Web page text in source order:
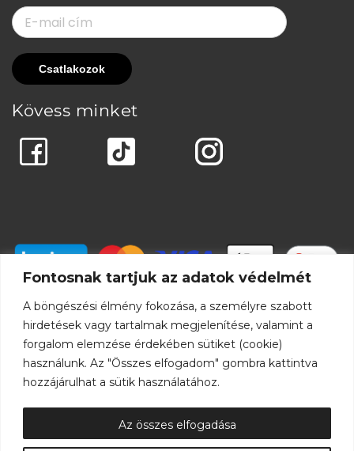
Fontosnak tartjuk az adatok védelmét
A böngészési élmény fokozása, a személyre szabott
hirdetések vagy tartalmak megjelenítése, valamint a
forgalom elemzése érdekében sütiket (cookie)
használunk. Az "Összes elfogadom" gombra kattintva
hozzájárulhat a sütik használatához.
Az összes elfogadása
Kövess minket